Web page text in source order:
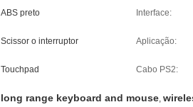
ABS preto Interface:
Scissor o interruptor Aplicação:
Touchpad Cabo PS2:
long range keyboard and mouse,